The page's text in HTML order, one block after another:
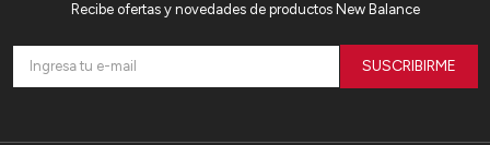
Recibe ofertas y novedades de productos New Balance
SUSCRIBIRME